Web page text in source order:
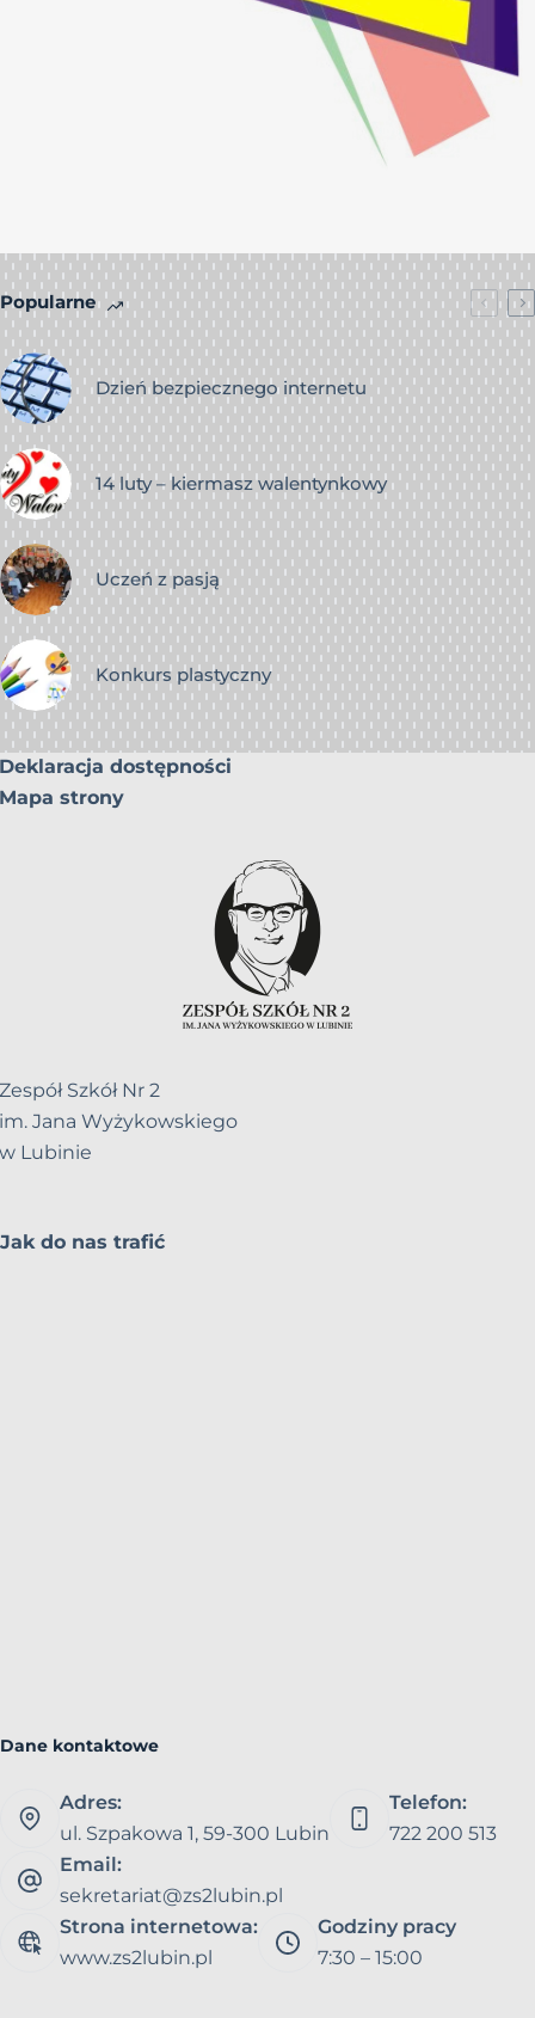
Popularne
Dzień bezpiecznego internetu
14 luty – kiermasz walentynkowy
Uczeń z pasją
Konkurs plastyczny
Deklaracja dostępności
Mapa strony
Zespół Szkół Nr 2
im. Jana Wyżykowskiego
w Lubinie
Jak do nas trafić
Dane kontaktowe
Adres:
ul. Szpakowa 1, 59-300 Lubin
Telefon:
722 200 513
Email:
sekretariat@zs2lubin.pl
Strona internetowa:
www.zs2lubin.pl
Godziny pracy
7:30 – 15:00